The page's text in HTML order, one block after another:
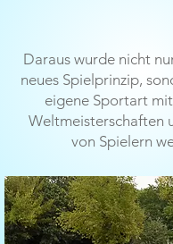
Daraus wurde nicht
neues Spielprinzip,
eigene Sportart
Weltmeisterschaften
von Spielern